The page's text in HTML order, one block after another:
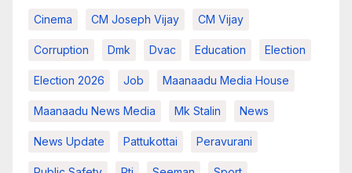
Cinema CM Joseph Vijay CM Vijay
Corruption Dmk Dvac Education Election
Election 2026 Job Maanaadu Media House
Maanaadu News Media Mk Stalin News
News Update Pattukottai Peravurani